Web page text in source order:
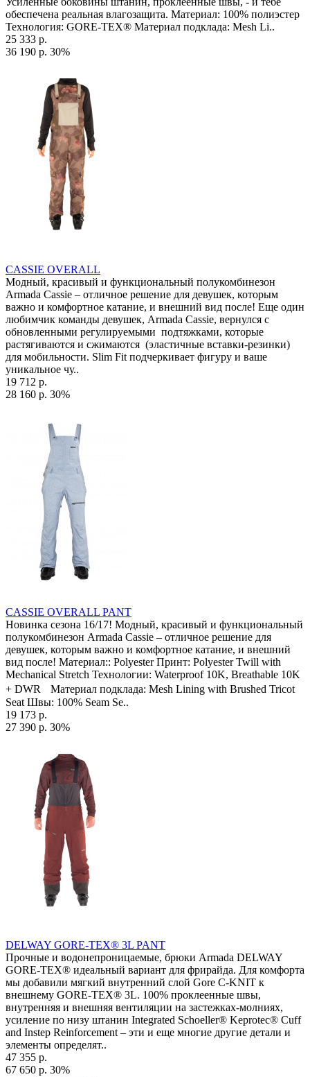
обеспечена реальная влагозащита. Материал: 100% полиэстер
Технология: GORE-TEX® Материал подклада: Mesh Li..
25 333 р.
36 190 р. 30%
CASSIE OVERALL
Модный, красивый и функциональный полукомбинезон
Armada Cassie – отличное решение для девушек, которым
важно и комфортное катание, и внешний вид после! Еще один
любимчик команды девушек, Armada Cassie, вернулся с
обновленными регулируемыми подтяжками, которые
растягиваются и сжимаются (эластичные вставки-резинки)
для мобильности. Slim Fit подчеркивает фигуру и ваше
уникальное чу..
19 712 р.
28 160 р. 30%
CASSIE OVERALL PANT
Новинка сезона 16/17! Модный, красивый и функциональный
полукомбинезон Armada Cassie – отличное решение для
девушек, которым важно и комфортное катание, и внешний
вид после! Материал:: Polyester Принт: Polyester Twill with
Mechanical Stretch Технологии: Waterproof 10K, Breathable 10K
+ DWR Материал подклада: Mesh Lining with Brushed Tricot
Seat Швы: 100% Seam Se..
19 173 р.
27 390 р. 30%
DELWAY GORE-TEX® 3L PANT
Прочные и водонепроницаемые, брюки Armada DELWAY
GORE-TEX® идеальный вариант для фрирайда. Для комфорта
мы добавили мягкий внутренний слой Gore C-KNIT к
внешнему GORE-TEX® 3L. 100% проклеенные швы,
внутренняя и внешняя вентиляции на застежках-молниях,
усиление по низу штанин Integrated Schoeller® Keprotec® Cuff
and Instep Reinforcement – эти и еще многие другие детали и
элементы определят..
47 355 р.
67 650 р. 30%